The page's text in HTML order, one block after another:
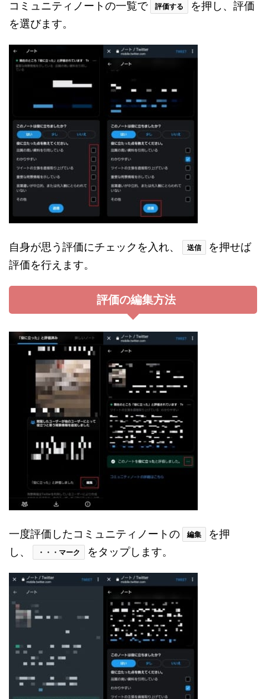
コミュニティノートの一覧で 評価する
を押し、評価
を選びます。
自身が思う評価にチェックを入れ、 送信
を押せば
評価を行えます。
評価の編集方法
一度評価したコミュニティノートの 編集
を押
し、
・・・マーク をタップします。